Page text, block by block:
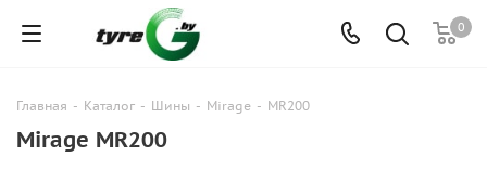
0
Главная - Каталог - Шины - Mirage - MR200
Mirage MR200